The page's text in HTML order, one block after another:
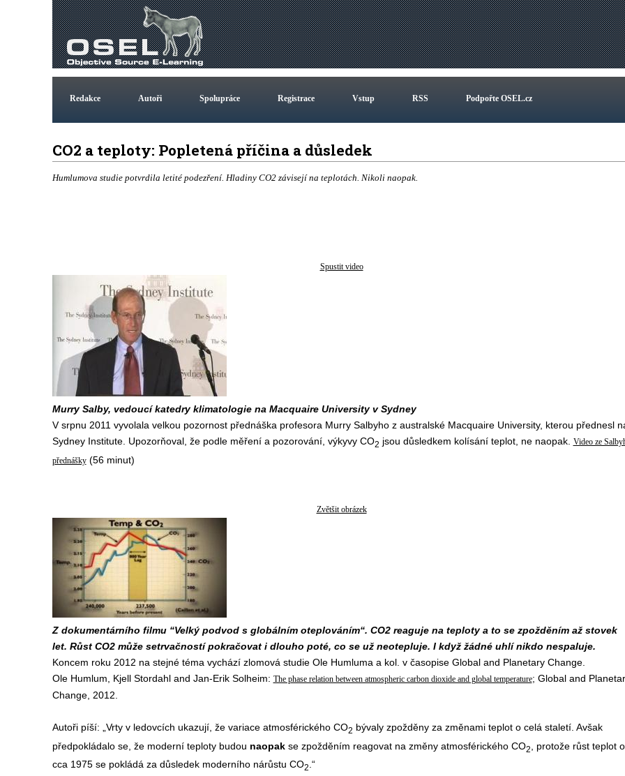
Redakce Autoři Spolupráce Registrace Vstup RSS Podpořte OSEL.cz
CO2 a teploty: Popletená příčina a důsledek
Humlumova studie potvrdila letité podezření. Hladiny CO2 závisejí na teplotách. Nikoli naopak.
Spustit video
Murry Salby, vedoucí katedry klimatologie na Macquaire University v Sydney
V srpnu 2011 vyvolala velkou pozornost přednáška profesora Murry Salbyho z australské Macquaire University, kterou přednesl
Sydney Institute. Upozorňoval, že podle měření a pozorování, výkyvy CO2 jsou důsledkem kolísání teplot, ne naopak. Video ze
přednášky(56 minut)
Zvětšit obrázek
Z dokumentárního filmu “Velký podvod s globálním oteplováním“. CO2 reaguje na teploty a to se zpožděním až stovek
let. Růst CO2 může setrvačností pokračovat i dlouho poté, co se už neotepluje. I když žádné uhlí nikdo nespaluje.
Koncem roku 2012 na stejné téma vychází zlomová studie Ole Humluma a kol. v časopise Global and Planetary Change.
Ole Humlum, Kjell Stordahl and Jan-Erik Solheim: The phase relation between atmospheric carbon dioxide and global temperature; Global and
Change, 2012.
Autoři píší: „Vrty v ledovcích ukazují, že variace atmosférického CO2 bývaly zpožděny za změnami teplot o celá staletí. Avšak
předpokládalo se, že moderní teploty budou naopak se zpožděním reagovat na změny atmosférického CO2
, protože růst teplot
cca 1975 se pokládá za důsledek moderního nárůstu CO2.“